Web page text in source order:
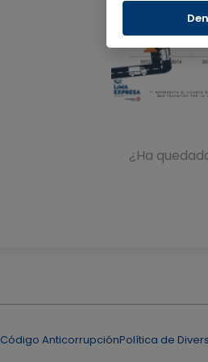
¿Ha
Código AnticorrupciónPolítica de